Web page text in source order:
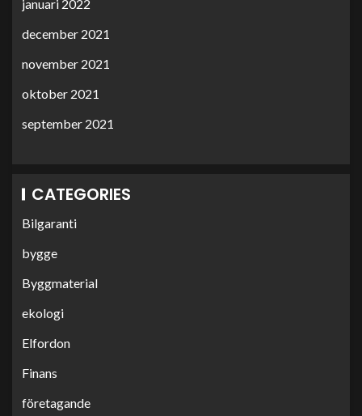
januari 2022
december 2021
november 2021
oktober 2021
september 2021
CATEGORIES
Bilgaranti
bygge
Byggmaterial
ekologi
Elfordon
Finans
företagande